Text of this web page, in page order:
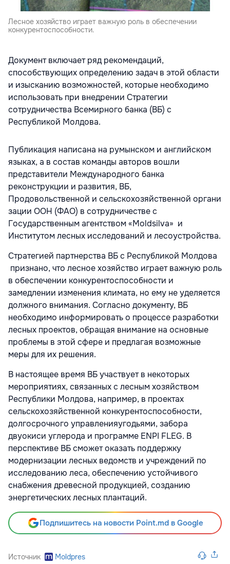
Лесное хозяйство играет важную роль в обеспечении
конкурентоспособности.
Документ включает ряд рекомендаций,
способствующих определению задач в этой области
и изысканию возможностей, которые необходимо
использовать при внедрении Стратегии
сотрудничества Всемирного банка (ВБ) с
Республикой Молдова.
Публикация написана на румынском и английском
языках, а в состав команды авторов вошли
представители Международного банка
реконструкции и развития, ВБ,
Продовольственной и сельскохозяйственной органи
зации ООН (ФАО) в сотрудничестве с
Государственным агентством «Moldsilva» и
Институтом лесных исследований и лесоустройства.
Стратегией партнерства ВБ с Республикой Молдова
признано, что лесное хозяйство играет важную роль
в обеспечении конкурентоспособности и
замедлении изменения климата, но ему не уделяется
должного внимания. Согласно документу, ВБ
необходимо информировать о процессе разработки
лесных проектов, обращая внимание на основные
проблемы в этой сфере и предлагая возможные
меры для их решения.
В настоящее время ВБ участвует в некоторых
мероприятиях, связанных с лесным хозяйством
Республики Молдова, например, в проектах
сельскохозяйственной конкурентоспособности,
долгосрочного управленияугодьями, забора
двуокиси углерода и программе ENPI FLEG. В
перспективе ВБ сможет оказать поддержку
модернизации лесных ведомств и учреждений по
исследованию леса, обеспечению устойчивого
снабжения древесной продукцией, созданию
энергетических лесных плантаций.
Подпишитесь на новости Point.md в Google
Источник Moldpres